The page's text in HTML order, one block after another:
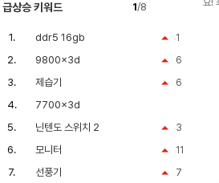
급상승 키워드 1/8
1
ddr5 16gb
6
9800x3d
6
제습기
7700x3d
3
닌텐도 스위치 2
11
모니터
7
선풍기